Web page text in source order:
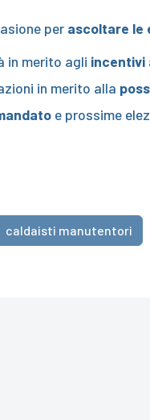
per ascoltare le
in merito agli incentivi
in merito alla
e prossime
caldaisti manutentori